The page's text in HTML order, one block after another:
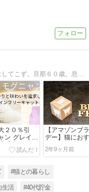
40代後半女。この歳までiDeCo以外の貯蓄はしてこず。旦那６０歳。息子は現在バスケ三昧の無職。私立高校に通う娘は大学進学希望。老後生活も目の前。少しでも安心できる老後生活のために頑張ります。
２０％引
ン グレイン
安全のキャ
【アマゾンブ
デー】猫にお
インフリーキ
お得にゲット！
2年9ヶ月前
#猫との暮らし
生活 #40代貯金